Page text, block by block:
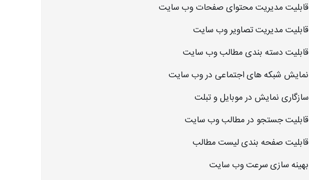
قابلیت مدیریت محتوای صفحات وب سایت
قابلیت مدیریت تصاویر وب سایت
قابلیت دسته بندی مطالب وب سایت
نمایش شبکه های اجتماعی در وب سایت
سازگاری نمایش در موبایل و تبلت
قابلیت جستجو در مطالب وب سایت
قابلیت صفحه بندی لیست مطالب
بهینه سازی سرعت وب سایت